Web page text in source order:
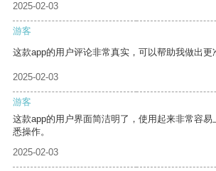
2025-02-03
游客
这款app的用户评论非常真实，可以帮助我做出更
2025-02-03
游客
这款app的用户界面简洁明了，使用起来非常容
悉操作。
2025-02-03